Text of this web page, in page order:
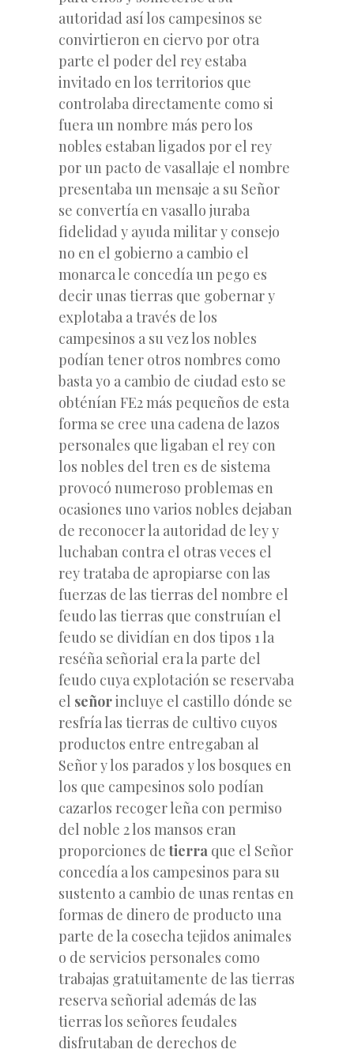
autoridad así los campesinos se
convirtieron en ciervo por otra
parte el poder del rey estaba
invitado en los territorios que
controlaba directamente como si
fuera un nombre más pero los
nobles estaban ligados por el rey
por un pacto de vasallaje el nombre
presentaba un mensaje a su Señor
se convertía en vasallo juraba
fidelidad y ayuda militar y consejo
no en el gobierno a cambio el
monarca le concedía un pego es
decir unas tierras que gobernar y
explotaba a través de los
campesinos a su vez los nobles
podían tener otros nombres como
basta yo a cambio de ciudad esto se
obténían FE2 más pequeños de esta
forma se cree una cadena de lazos
personales que ligaban el rey con
los nobles del tren es de sistema
provocó numeroso problemas en
ocasiones uno varios nobles dejaban
de reconocer la autoridad de ley y
luchaban contra el otras veces el
rey trataba de apropiarse con las
fuerzas de las tierras del nombre el
feudo las tierras que construían el
feudo se dividían en dos tipos 1 la
reséña señorial era la parte del
feudo cuya explotación se reservaba
el señorincluye el castillo dónde se
resfría las tierras de cultivo cuyos
productos entre entregaban al
Señor y los parados y los bosques en
los que campesinos solo podían
cazarlos recoger leña con permiso
del noble 2 los mansos eran
proporciones detierra que el Señor
concedía a los campesinos para su
sustento a cambio de unas rentas en
formas de dinero de producto una
parte de la cosecha tejidos animales
o de servicios personales como
trabajas gratuitamente de las tierras
reserva señorial además de las
tierras los señores feudales
disfrutaban de derechos de